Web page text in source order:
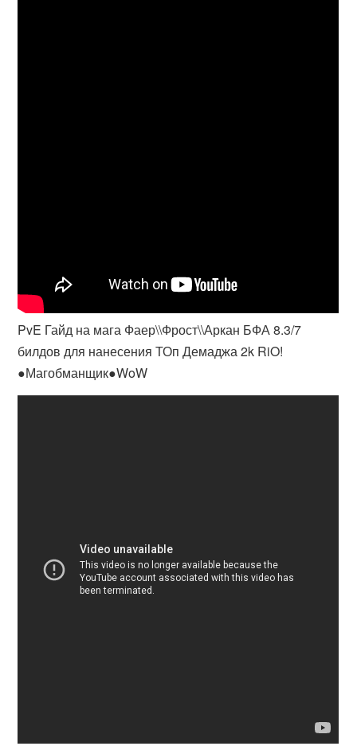
PvE Гайд на мага Фаер\\Фрост\\Аркан БФА 8.3/7
билдов для нанесения ТОп Демаджа 2k RiO!
●Магобманщик●WoW